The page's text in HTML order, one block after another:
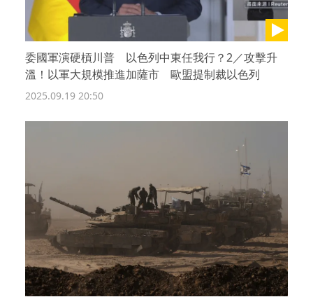
委國軍演硬槓川普 以色列中東任我行？2／攻擊升
溫！以軍大規模推進加薩市 歐盟提制裁以色列
2025.09.19 20:50